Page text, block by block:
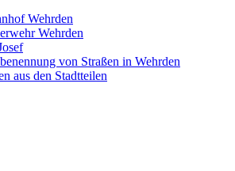
Wehrden
Wehrden
von Straßen in Wehrden
aus den Stadtteilen